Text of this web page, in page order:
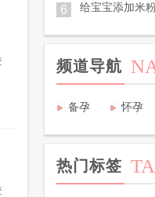
6 给宝宝添加米
频道导航
备孕 怀孕
热门标签